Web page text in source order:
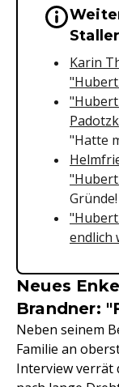
Karin
"Hatte
Gründe!
endlich
Neues
Brandner:
Neben seinem
Familie an
Interview verrät